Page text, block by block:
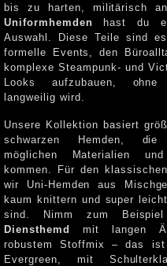
bis zu harten, militärisch
Uniformhemden hast du eine
Auswahl. Diese Teile sind
formelle Events, den
komplexe Steampunk- und
Looks aufzubauen, ohne dass es
langweilig wird.
Unsere Kollektion basiert
schwarzen Hemden,
möglichen Materialien
kommen. Für den
wir Uni-Hemden aus
kaum knittern und super
sind. Nimm zum
Diensthemd
mit langen Ärmeln aus
robustem Stoffmix – das
Evergreen, mit